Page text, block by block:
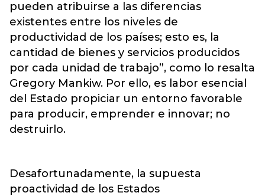
pueden atribuirse a las diferencias
existentes entre los niveles de
productividad de los países; esto es, la
cantidad de bienes y servicios producidos
por cada unidad de trabajo”, como lo resalta
Gregory Mankiw. Por ello, es labor esencial
del Estado propiciar un entorno favorable
para producir, emprender e innovar; no
destruirlo.
Desafortunadamente, la supuesta
proactividad de los Estados